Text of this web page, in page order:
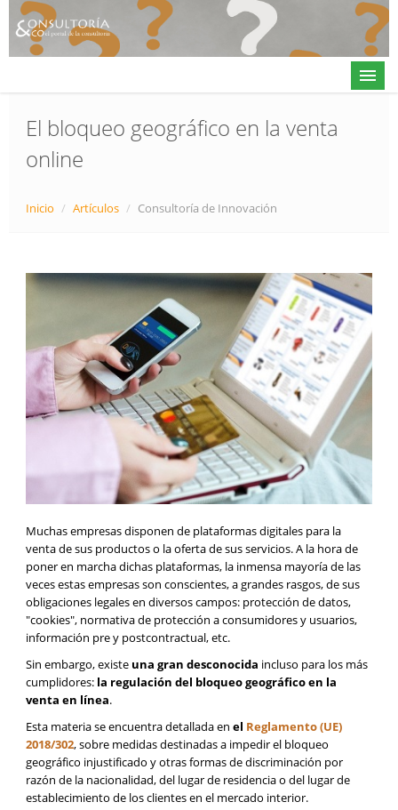
Actualidad
El bloqueo geográfico en la venta
online
Inicio / Artículos / Consultoría de Innovación
Muchas empresas disponen de plataformas digitales para la
venta de sus productos o la oferta de sus servicios. A la hora de
poner en marcha dichas plataformas, la inmensa mayoría de las
veces estas empresas son conscientes, a grandes rasgos, de sus
obligaciones legales en diversos campos: protección de datos,
"cookies", normativa de protección a consumidores y usuarios,
información pre y postcontractual, etc.
Sin embargo, existe una gran desconocida incluso para los más
cumplidores: la regulación del bloqueo geográfico en la
venta en línea.
Esta materia se encuentra detallada en el Reglamento (UE)
2018/302, sobre medidas destinadas a impedir el bloqueo
geográfico injustificado y otras formas de discriminación por
razón de la nacionalidad, del lugar de residencia o del lugar de
establecimiento de los clientes en el mercado interior.